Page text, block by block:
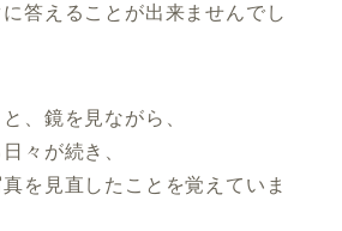
答えることが出来ませんでし
、鏡を見ながら、
々が続き、
を見直したことを覚えていま